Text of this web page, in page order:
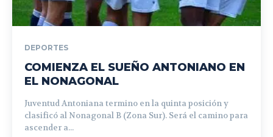
DEPORTES
COMIENZA EL SUEÑO ANTONIANO EN
EL NONAGONAL
Juventud Antoniana termino en la quinta posición y
clasificó al Nonagonal B (Zona Sur). Será el camino para
ascender a...